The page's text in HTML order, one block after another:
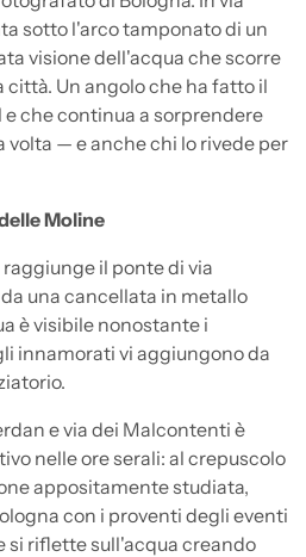
sotto l'arco tamponato di un
visione dell'acqua che scorre
Un angolo che ha fatto il
che continua a sorprendere
volta — e anche chi lo rivede per
Moline
il ponte di via
una cancellata in metallo
è visibile nonostante i
innamorati vi aggiungono da
e via dei Malcontenti è
nelle ore serali: al crepuscolo
appositamente studiata,
con i proventi degli eventi
si riflette sull'acqua creando